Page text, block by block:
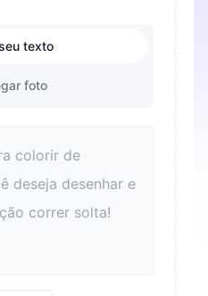
é também uma
estresse e ajudar as
também pode
de cores e
Para adultos, colorir
de relaxar e aliviar o
pode se tornar um
tempo de
os
e filhos.
texto
foto